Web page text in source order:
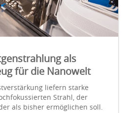
als
für die Nanowelt
liefern starke
Strahl, der
als bisher ermöglichen soll.